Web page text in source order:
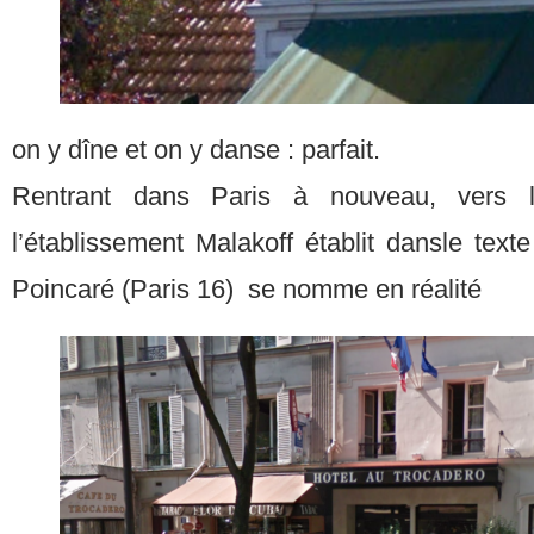
on y dîne et on y danse : parfait.
Rentrant dans Paris à nouveau, vers
l’établissement Malakoff établit dansle
Poincaré (Paris 16) se nomme en réalité